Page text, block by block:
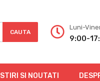
CAUTA
Luni-
9:00-
STIRI SI NOUTATI